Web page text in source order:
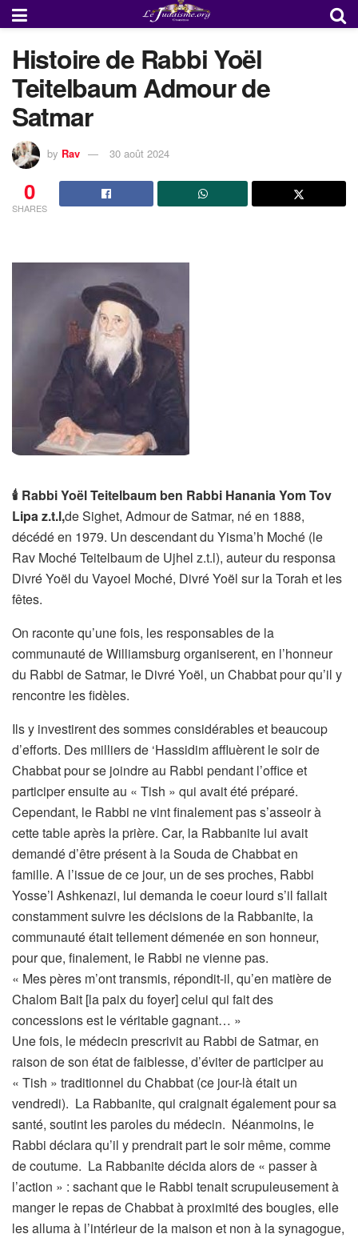
Histoire de Rabbi Yoël
Teitelbaum Admour de
Satmar
by Rav 30 août 2024
0
SHARES
🕯 Rabbi Yoël Teitelbaum ben Rabbi Hanania Yom Tov
Lipa z.t.l,de Sighet, Admour de Satmar, né en 1888,
décédé en 1979. Un descendant du Yisma’h Moché (le
Rav Moché Teitelbaum de Ujhel z.t.l), auteur du responsa
Divré Yoël du Vayoel Moché, Divré Yoël sur la Torah et les
fêtes.
On raconte qu’une fois, les responsables de la
communauté de Williamsburg organiserent, en l’honneur
du Rabbi de Satmar, le Divré Yoël, un Chabbat pour qu’il y
rencontre les fidèles.
Ils y investirent des sommes considérables et beaucoup
d’efforts. Des milliers de ‘Hassidim affluèrent le soir de
Chabbat pour se joindre au Rabbi pendant l’office et
participer ensuite au « Tish » qui avait été préparé.
Cependant, le Rabbi ne vint finalement pas s’asseoir à
cette table après la prière. Car, la Rabbanite lui avait
demandé d’être présent à la Souda de Chabbat en
famille. A l’issue de ce jour, un de ses proches, Rabbi
Yosse’l Ashkenazi, lui demanda le coeur lourd s’il fallait
constamment suivre les décisions de la Rabbanite, la
communauté était tellement démenée en son honneur,
pour que, finalement, le Rabbi ne vienne pas.
« Mes pères m’ont transmis, répondit-il, qu’en matière de
Chalom Bait [la paix du foyer] celui qui fait des
concessions est le véritable gagnant… »
Une fois, le médecin prescrivit au Rabbi de Satmar, en
raison de son état de faiblesse, d’éviter de participer au
« Tish » traditionnel du Chabbat (ce jour-là était un
vendredi). La Rabbanite, qui craignait également pour sa
santé, soutint les paroles du médecin. Néanmoins, le
Rabbi déclara qu’il y prendrait part le soir même, comme
de coutume. La Rabbanite décida alors de « passer à
l’action » : sachant que le Rabbi tenait scrupuleusement à
manger le repas de Chabbat à proximité des bougies, elle
les alluma à l’intérieur de la maison et non à la synagogue,